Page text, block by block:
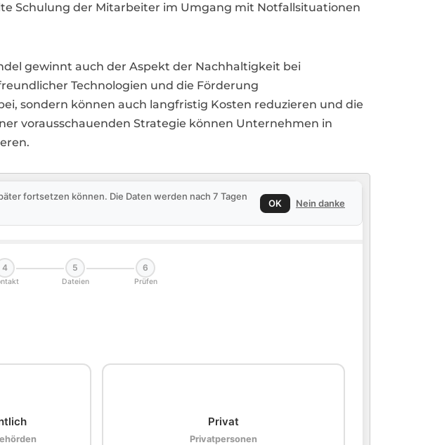
Schulung der Mitarbeiter im Umgang mit Notfallsituationen
gewinnt auch der Aspekt der Nachhaltigkeit bei
Technologien und die Förderung
sondern können auch langfristig Kosten reduzieren und die
vorausschauenden Strategie können Unternehmen in
fortsetzen können. Die Daten werden nach 7 Tagen
OK Nein danke
4 5
Dateien
6
Prüfen
Privat
Privatpersonen